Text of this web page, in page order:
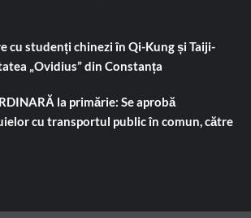
cu studenți chinezi în Qi-Kung și Taiji-
„Ovidius” din Constanța
la primărie: Se aprobă
cu transportul public în comun, către